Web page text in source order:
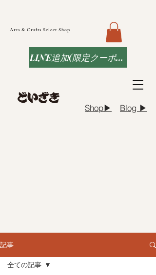
Arts & Crafts Select Shop
Blog ▶︎
Shop▶︎
LINE追加(限定クーポンなど)
記事
全ての記事